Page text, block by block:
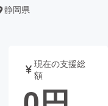
静岡県
現在の支援総
額